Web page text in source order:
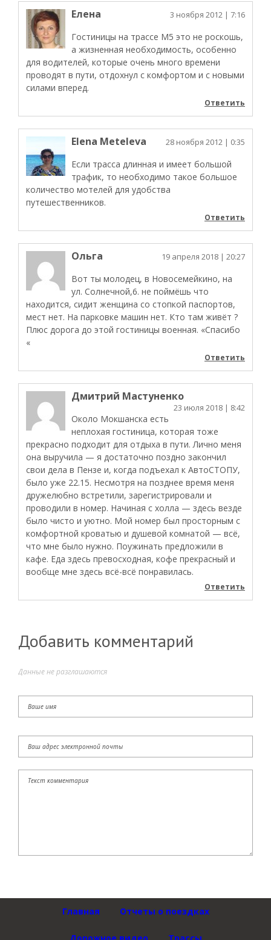
Елена 3 ноября 2012 | 7:16
Гостиницы на трассе М5 это не роскошь,
а жизненная необходимость, особенно
для водителей, которые очень много времени
проводят в пути, отдохнул с комфортом и с новыми
силами вперед.
Ответить
Elena Meteleva 28 ноября 2012 | 0:35
Если трасса длинная и имеет большой
трафик, то необходимо такое большое
количество мотелей для удобства
путешественников.
Ответить
Ольга 19 апреля 2018 | 20:27
Вот ты молодец, в Новосемейкино, на
ул. Солнечной,6. не поймёшь что
находится, сидит женщина со стопкой паспортов,
мест нет. На парковке машин нет. Кто там живёт ?
Плюс дорога до этой гостиницы военная. «Спасибо
«
Ответить
Дмитрий Мастуненко
23 июля 2018 | 8:42
Около Мокшанска есть
неплохая гостиница, которая тоже
прекрасно подходит для отдыха в пути. Лично меня
она выручила — я достаточно поздно закончил
свои дела в Пензе и, когда подъехал к АвтоСТОПУ,
было уже 22.15. Несмотря на позднее время меня
дружелюбно встретили, зарегистрировали и
проводили в номер. Начиная с холла — здесь везде
было чисто и уютно. Мой номер был просторным с
комфортной кроватью и душевой комнатой — всё,
что мне было нужно. Поужинать предложили в
кафе. Еда здесь превосходная, кофе прекрасный и
вообще мне здесь всё-всё понравилась.
Ответить
Добавить комментарий
Данные не разглашаются
Главная Отчеты о поездках
Дорожное видео Трассы